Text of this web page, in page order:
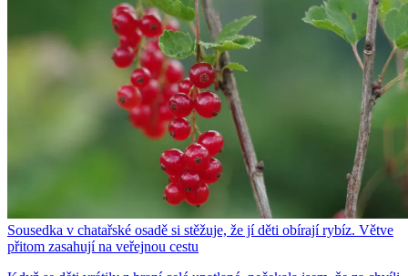
Sousedka v chatařské osadě si stěžuje, že jí děti obírají rybíz. Větve
přitom zasahují na veřejnou cestu